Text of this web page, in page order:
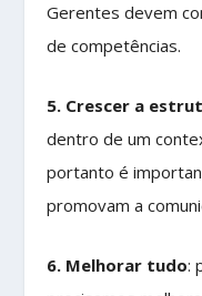
Gerentes devem
de competências.
5. Crescer a
dentro de um
portanto é
promovam a
6. Melhorar tudo: